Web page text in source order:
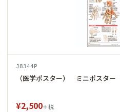
J8344P
（医学ポスター） ミニポスタ
¥2,500＋税